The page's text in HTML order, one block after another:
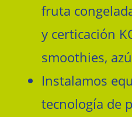
fruta
y certicación
smoothies,
Instalamos
tecnología de